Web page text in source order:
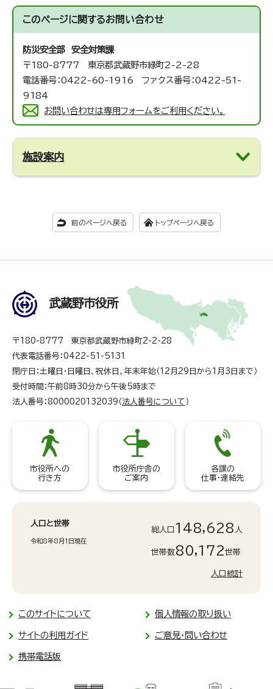
このページに関するお問い合わせ
防災安全部 安全対策課
〒180-8777 東京都武蔵野市緑町2-2-28
電話番号：0422-60-1916 ファクス番号：0422-51-
9184
お問い合わせは専用フォームをご利用ください。
施設案内
前のページへ戻る トップページへ戻る
武蔵野市役所
〒180-8777 東京都武蔵野市緑町2-2-28
代表電話番号：0422-51-5131
閉庁日：土曜日・日曜日、祝休日、年末年始（12月29日から1月3日まで）
受付時間：午前8時30分から午後5時まで
法人番号：8000020132039（ 法人番号について ）
市役所への
行き方
市役所庁舎の
ご案内
各課の
仕事・連絡先
人口と世帯
令和8年8月1日現在
総人口 148,628 人
世帯数80,172世帯
人口統計
このサイトについて 個人情報の取り扱い
サイトの利用ガイド ご意見・問い合わせ
携帯電話版